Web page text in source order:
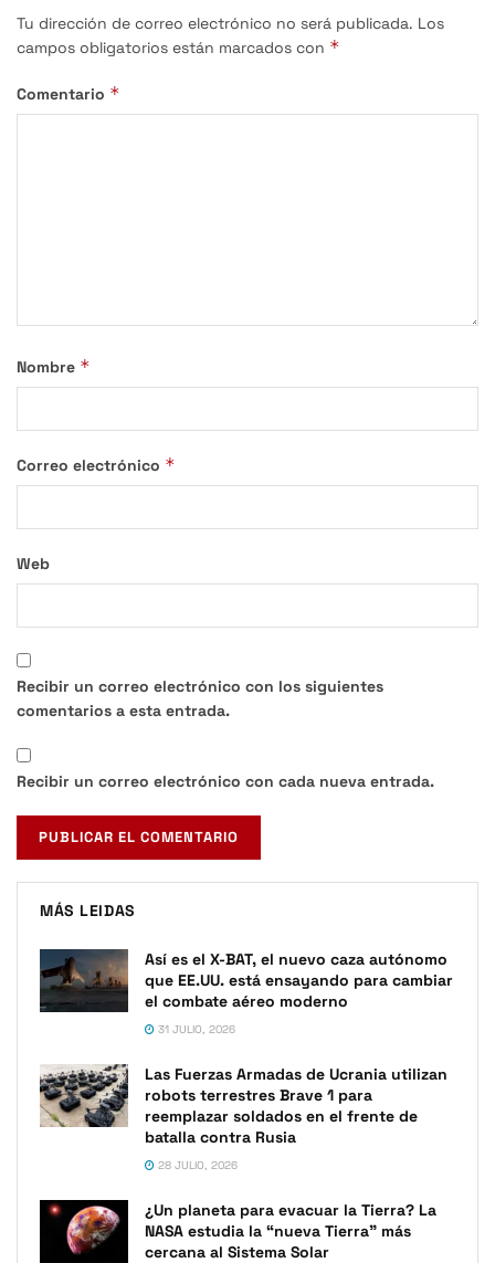
Tu dirección de correo electrónico no será publicada. Los
campos obligatorios están marcados con *
Comentario *
Nombre *
Correo electrónico *
Web
Recibir un correo electrónico con los siguientes
comentarios a esta entrada.
Recibir un correo electrónico con cada nueva entrada.
MÁS LEIDAS
Así es el X-BAT, el nuevo caza autónomo
que EE.UU. está ensayando para cambiar
el combate aéreo moderno
31 JULIO, 2026
Las Fuerzas Armadas de Ucrania utilizan
robots terrestres Brave 1 para
reemplazar soldados en el frente de
batalla contra Rusia
28 JULIO, 2026
¿Un planeta para evacuar la Tierra? La
NASA estudia la “nueva Tierra” más
cercana al Sistema Solar